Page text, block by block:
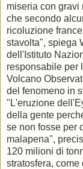
miseria con
che secondo
ricoluzione
stavolta", spiega
dell'Istituto
responsabile per
Volcano
del fenomeno in
"L'eruzione
della gente
se non fosse per
malapena",
120 milioni di
stratosfera,